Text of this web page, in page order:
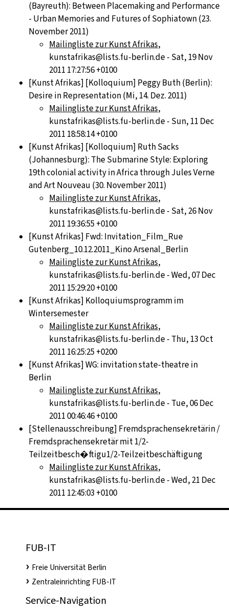
(Bayreuth): Between Placemaking and Performance
- Urban Memories and Futures of Sophiatown (23.
November 2011)
Mailingliste zur Kunst Afrikas,
kunstafrikas@lists.fu-berlin.de - Sat, 19 Nov
2011 17:27:56 +0100
[Kunst Afrikas] [Kolloquium] Peggy Buth (Berlin):
Desire in Representation (Mi, 14. Dez. 2011)
Mailingliste zur Kunst Afrikas,
kunstafrikas@lists.fu-berlin.de - Sun, 11 Dec
2011 18:58:14 +0100
[Kunst Afrikas] [Kolloquium] Ruth Sacks
(Johannesburg): The Submarine Style: Exploring
19th colonial activity in Africa through Jules Verne
and Art Nouveau (30. November 2011)
Mailingliste zur Kunst Afrikas,
kunstafrikas@lists.fu-berlin.de - Sat, 26 Nov
2011 19:36:55 +0100
[Kunst Afrikas] Fwd: Invitation_Film_Rue
Gutenberg_10.12.2011_Kino Arsenal_Berlin
Mailingliste zur Kunst Afrikas,
kunstafrikas@lists.fu-berlin.de - Wed, 07 Dec
2011 15:29:20 +0100
[Kunst Afrikas] Kolloquiumsprogramm im
Wintersemester
Mailingliste zur Kunst Afrikas,
kunstafrikas@lists.fu-berlin.de - Thu, 13 Oct
2011 16:25:25 +0200
[Kunst Afrikas] WG: invitation state-theatre in
Berlin
Mailingliste zur Kunst Afrikas,
kunstafrikas@lists.fu-berlin.de - Tue, 06 Dec
2011 00:46:46 +0100
[Stellenausschreibung] Fremdsprachensekretärin /
Fremdsprachensekretär mit 1/2-
Teilzeitbesch�ftigu1/2-Teilzeitbeschäftigung
Mailingliste zur Kunst Afrikas,
kunstafrikas@lists.fu-berlin.de - Wed, 21 Dec
2011 12:45:03 +0100
FUB-IT
Freie Universität Berlin
Zentraleinrichting FUB-IT
Service-Navigation